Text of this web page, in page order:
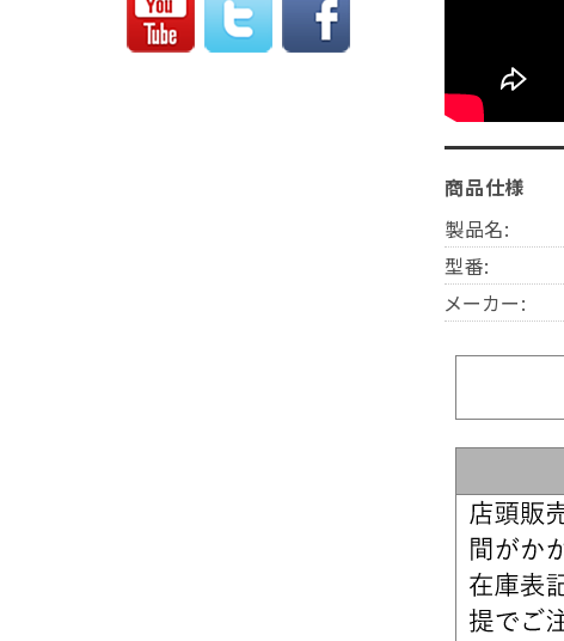
商品仕様
製品名:
型番:
メーカー: